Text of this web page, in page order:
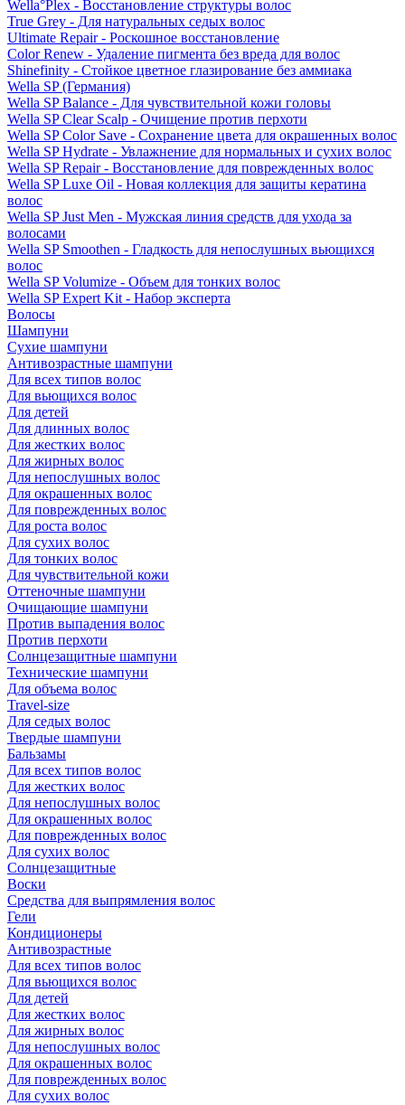
Wella°Plex - Восстановление структуры волос
True Grey - Для натуральных седых волос
Ultimate Repair - Роскошное восстановление
Color Renew - Удаление пигмента без вреда для волос
Shinefinity - Стойкое цветное глазирование без аммиака
Wella SP (Германия)
Wella SP Balance - Для чувствительной кожи головы
Wella SP Clear Scalp - Очищение против перхоти
Wella SP Color Save - Сохранение цвета для окрашенных волос
Wella SP Hydrate - Увлажнение для нормальных и сухих волос
Wella SP Repair - Восстановление для поврежденных волос
Wella SP Luxe Oil - Новая коллекция для защиты кератина
волос
Wella SP Just Men - Мужская линия средств для ухода за
волосами
Wella SP Smoothen - Гладкость для непослушных вьющихся
волос
Wella SP Volumize - Объем для тонких волос
Wella SP Expert Kit - Набор эксперта
Волосы
Шампуни
Сухие шампуни
Антивозрастные шампуни
Для всех типов волос
Для вьющихся волос
Для детей
Для длинных волос
Для жестких волос
Для жирных волос
Для непослушных волос
Для окрашенных волос
Для поврежденных волос
Для роста волос
Для сухих волос
Для тонких волос
Для чувствительной кожи
Оттеночные шампуни
Очищающие шампуни
Против выпадения волос
Против перхоти
Солнцезащитные шампуни
Технические шампуни
Для объема волос
Travel-size
Для седых волос
Твердые шампуни
Бальзамы
Для всех типов волос
Для жестких волос
Для непослушных волос
Для окрашенных волос
Для поврежденных волос
Для сухих волос
Солнцезащитные
Воски
Средства для выпрямления волос
Гели
Кондиционеры
Антивозрастные
Для всех типов волос
Для вьющихся волос
Для детей
Для жестких волос
Для жирных волос
Для непослушных волос
Для окрашенных волос
Для поврежденных волос
Для сухих волос